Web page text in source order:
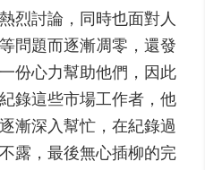
烈討論，同時也面對人
問題而逐漸凋零，還發
份心力幫助他們，因此
錄這些市場工作者，他
漸深入幫忙，在紀錄過
露，最後無心插柳的完